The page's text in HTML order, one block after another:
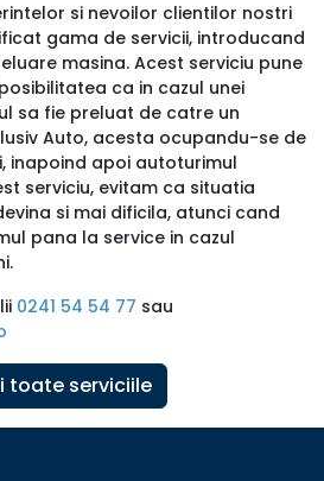
si nevoilor clientilor nostri
gama de servicii, introducand
masina. Acest serviciu pune
ca in cazul unei
sa fie preluat de catre un
Auto, acesta ocupandu-se de
inapoind apoi autoturimul
serviciu, evitam ca situatia
si mai dificila, atunci cand
pana la service in cazul
0241 54 54 77 sau
toate serviciile